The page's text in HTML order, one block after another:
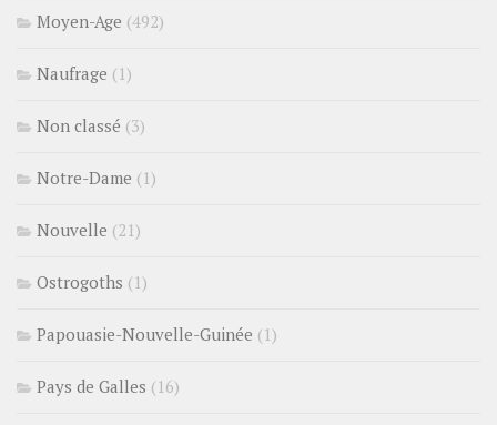
Moyen-Age (492)
Naufrage (1)
Non classé (3)
Notre-Dame (1)
Nouvelle (21)
Ostrogoths (1)
Papouasie-Nouvelle-Guinée (1)
Pays de Galles (16)